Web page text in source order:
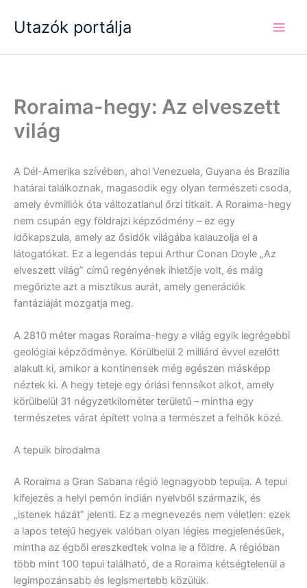
Utazók portálja
Roraima-hegy: Az elveszett
világ
A Dél-Amerika szívében, ahol Venezuela, Guyana és Brazília
határai találkoznak, magasodik egy olyan természeti csoda,
amely évmilliók óta változatlanul őrzi titkait. A Roraima-hegy
nem csupán egy földrajzi képződmény – ez egy
időkapszula, amely az ősidők világába kalauzolja el a
látogatókat. Ez a legendás tepui Arthur Conan Doyle „Az
elveszett világ” című regényének ihletője volt, és máig
megőrizte azt a misztikus aurát, amely generációk
fantáziáját mozgatja meg.
A 2810 méter magas Roraima-hegy a világ egyik legrégebbi
geológiai képződménye. Körülbelül 2 milliárd évvel ezelőtt
alakult ki, amikor a kontinensek még egészen másképp
néztek ki. A hegy teteje egy óriási fennsíkot alkot, amely
körülbelül 31 négyzetkilométer területű – mintha egy
természetes várat épített volna a természet a felhők közé.
A tepuik birodalma
A Roraima a Gran Sabana régió legnagyobb tepuija. A tepui
kifejezés a helyi pemón indián nyelvből származik, és
„istenek házát” jelenti. Ez a megnevezés nem véletlen: ezek
a lapos tetejű hegyek valóban olyan légies megjelenésűek,
mintha az égből ereszkedtek volna le a földre. A régióban
több mint 100 tepui található, de a Roraima kétségtelenül a
legimpozánsabb és legismertebb közülük.